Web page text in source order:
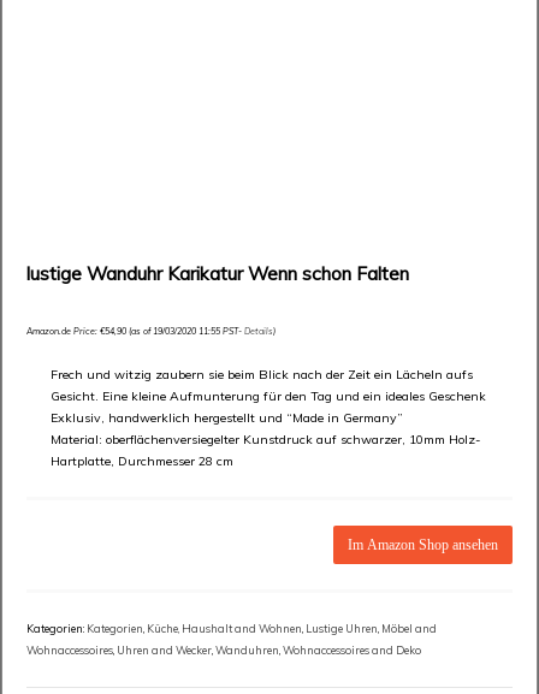
lustige Wanduhr Karikatur Wenn schon Falten
Amazon.de Price:€54,90 (as of 19/03/2020 11:55 PST-Details)
Frech und witzig zaubern sie beim Blick nach der Zeit ein Lächeln aufs
Gesicht. Eine kleine Aufmunterung für den Tag und ein ideales Geschenk
Exklusiv, handwerklich hergestellt und “Made in Germany”
Material: oberflächenversiegelter Kunstdruck auf schwarzer, 10mm Holz-
Hartplatte, Durchmesser 28 cm
Im Amazon Shop ansehen
Kategorien: Kategorien Küche, Haushalt and Wohnen Lustige Uhren Möbel and
Wohnaccessoires Uhren and Wecker ,Wanduhren ,Wohnaccessoires and Deko